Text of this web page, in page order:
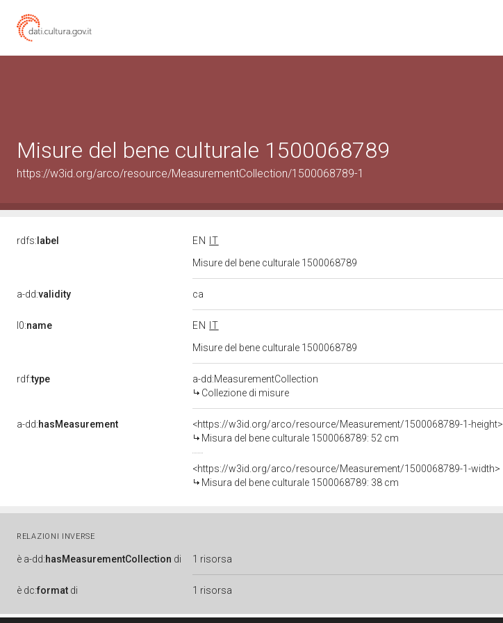
Misure del bene culturale 1500068789
https://w3id.org/arco/resource/MeasurementCollection/1500068789-1
rdfs: label EN
IT
Misure del bene culturale 1500068789
a-dd:validity ca
l0:name EN
IT
Misure del bene culturale 1500068789
rdf:type
a-dd:MeasurementCollection
Collezione di misure
a-dd:hasMeasurement
<https://w3id.org/arco/resource/Measurement/1500068789-1-height>
Misura del bene culturale 1500068789: 52 cm
<https://w3id.org/arco/resource/Measurement/1500068789-1-width>
Misura del bene culturale 1500068789: 38 cm
RELAZIONI INVERSE
è a-dd:hasMeasurementCollection di 1 risorsa
è dc:format di 1 risorsa